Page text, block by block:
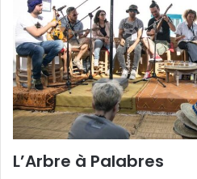
L’Arbre à Palabres